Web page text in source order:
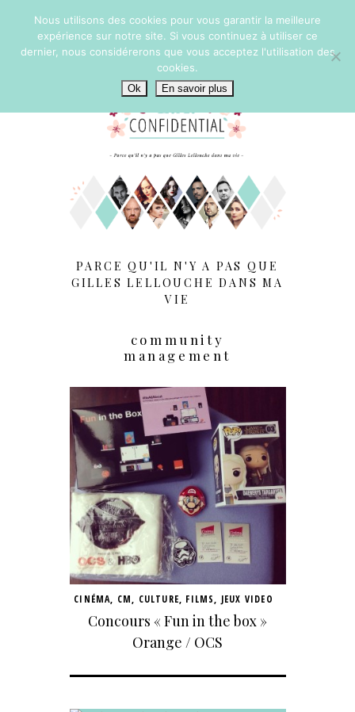
PARCE QU'IL N'Y A PAS QUE
GILLES LELLOUCHE DANS MA
VIE
community
management
CINÉMA, CM, CULTURE, FILMS, JEUX VIDEO
Concours « Fun in the box »
Orange / OCS
Nous utilisons des cookies pour vous garantir la meilleure
expérience sur notre site. Si vous continuez à utiliser ce
dernier, nous considérerons que vous acceptez l'utilisation des
cookies.
Ok En savoir plus